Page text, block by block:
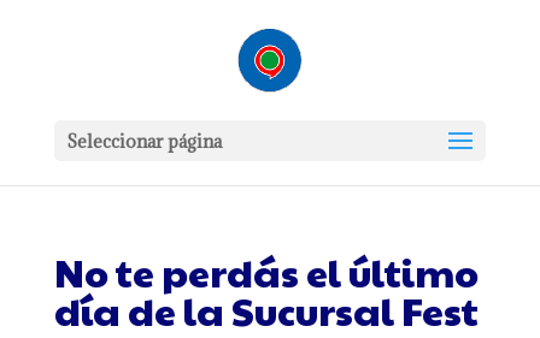
Seleccionar página
No te perdás el último
día de la Sucursal Fest